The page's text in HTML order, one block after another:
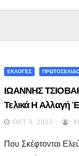
ΕΚΛΟΓΕΣ
ΙΩΑΝΝΗΣ
Τελικά Η Αλλαγή
Που Δεν
ΟΚΤ 3, 2023
Που Σκέφτονται